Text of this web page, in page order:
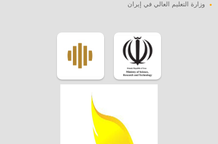
وزارة التعليم العالي في إيران